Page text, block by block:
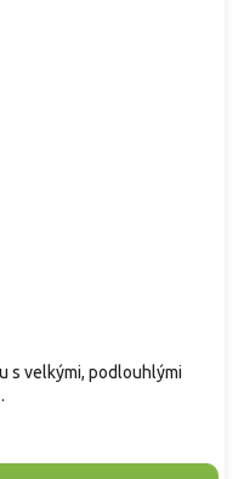
s velkými, podlouhlými